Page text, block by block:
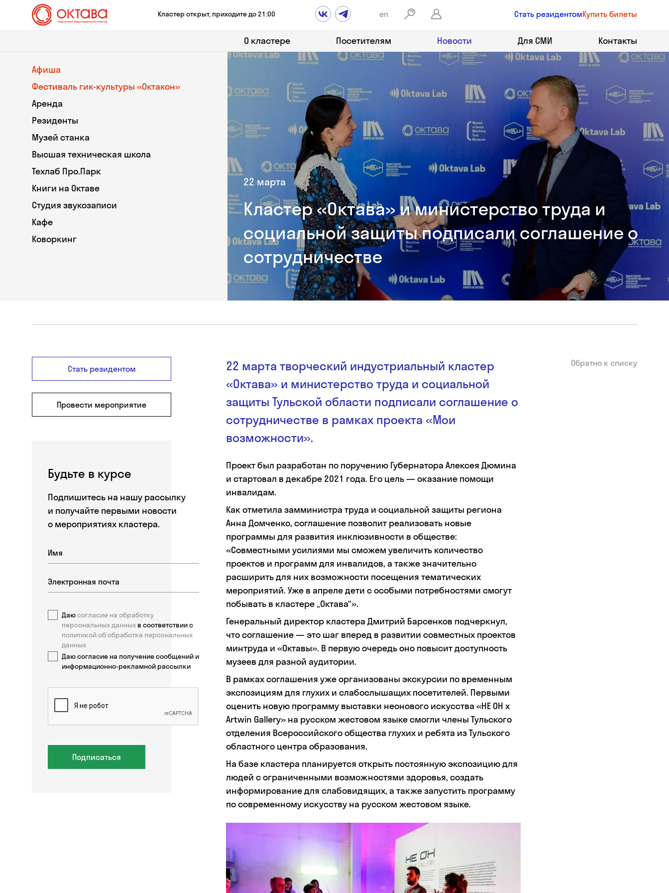
Кластер открыт, приходите до 21:00 en Стать резидентомКупить билеты
О кластере Посетителям Новости Для СМИ Контакты
Афиша
Фестиваль гик-культуры «Октакон»
Аренда
Резиденты
Музей станка
Высшая техническая школа
Техлаб Про.Парк
Книги на Октаве
Студия звукозаписи
Кафе
Коворкинг
22 марта
Кластер «Октава» и министерство труда и
социальной защиты подписали соглашение о
сотрудничестве
Стать резидентом
Провести мероприятие
Будьте в курсе
Подпишитесь на нашу рассылку
и получайте первыми новости
о мероприятиях кластера.
Даюсогласие на обработку
персональных данных в соответствии с
политикой об обработке персональных
данных
Даю согласие на получение сообщений и
информационно-рекламной рассылки
Подписаться
22 марта творческий индустриальный кластер
«Октава» и министерство труда и социальной
защиты Тульской области подписали соглашение о
сотрудничестве в рамках проекта «Мои
возможности».
Проект был разработан по поручению Губернатора Алексея Дюмина
и стартовал в декабре 2021 года. Его цель — оказание помощи
инвалидам.
Как отметила замминистра труда и социальной защиты региона
Анна Домченко, соглашение позволит реализовать новые
программы для развития инклюзивности в обществе:
«Совместными усилиями мы сможем увеличить количество
проектов и программ для инвалидов, а также значительно
расширить для них возможности посещения тематических
мероприятий. Уже в апреле дети с особыми потребностями смогут
побывать в кластере „Октава“».
Генеральный директор кластера Дмитрий Барсенков подчеркнул,
что соглашение — это шаг вперед в развитии совместных проектов
минтруда и «Октавы». В первую очередь оно повысит доступность
музеев для разной аудитории.
В рамках соглашения уже организованы экскурсии по временным
экспозициям для глухих и слабослышащих посетителей. Первыми
оценить новую программу выставки неонового искусства «НЕ ОН х
Artwin Gallery» на русском жестовом языке смогли члены Тульского
отделения Всероссийского общества глухих и ребята из Тульского
областного центра образования.
На базе кластера планируется открыть постоянную экспозицию для
людей с ограниченными возможностями здоровья, создать
информирование для слабовидящих, а также запустить программу
по современному искусству на русском жестовом языке.
Обратно к списку